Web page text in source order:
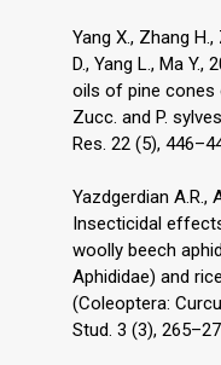
Yang X., Zhang
D., Yang L., Ma
oils of pine cones
Zucc. and P.
Res. 22 (5),
Yazdgerdian A.R.,
Insecticidal
woolly beech
Aphididae) and
(Coleoptera:
Stud. 3 (3),